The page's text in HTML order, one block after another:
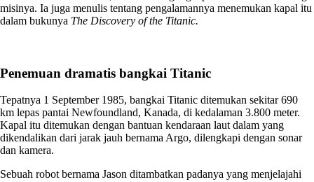
misinya. Ia juga menulis tentang pengalamannya menemukan kapal itu
dalam bukunya The Discovery of the Titanic.
Penemuan dramatis bangkai Titanic
Tepatnya 1 September 1985, bangkai Titanic ditemukan sekitar 690
km lepas pantai Newfoundland, Kanada, di kedalaman 3.800 meter.
Kapal itu ditemukan dengan bantuan kendaraan laut dalam yang
dikendalikan dari jarak jauh bernama Argo, dilengkapi dengan sonar
dan kamera.
Sebuah robot bernama Jason ditambatkan padanya yang menjelajahi